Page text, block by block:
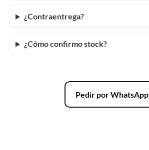
¿Contraentrega?
¿Cómo confirmo stock?
Pedir por WhatsApp